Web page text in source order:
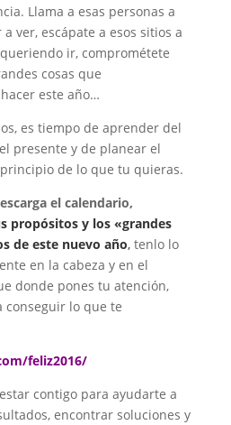
Llama a esas personas a
ver, escápate a esos sitios a
ir, comprométete
cosas que
este año…
es tiempo de aprender del
presente y de planear el
de lo que tu quieras.
el calendario,
propósitos y los «grandes
de este nuevo año, tenlo lo
en la cabeza y en el
donde pones tu atención,
conseguir lo que te
feliz2016/
contigo para ayudarte a
encontrar soluciones y